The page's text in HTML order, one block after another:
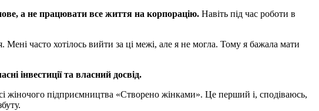
а не працювати все життя на корпорацію. Навіть під час роботи в
часто хотілось вийти за ці межі, але я не могла. Тому я бажала мати
інвестиції та власний досвід.
жіночого підприємництва «Створено жінками». Це перший і, сподіваюсь,